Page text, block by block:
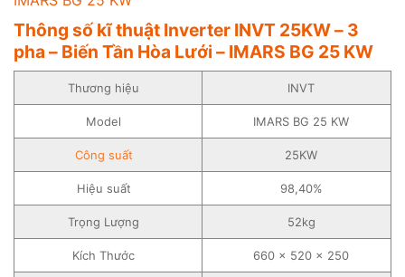
Thông số kĩ thuật Inverter INVT 25KW – 3
pha – Biến Tần Hòa Lưới – IMARS BG 25 KW
Thương hiệu INVT
Model IMARS BG 25 KW
Công suất 25KW
Hiệu suất 98,40%
Trọng Lượng 52kg
Kích Thước 660 x 520 x 250